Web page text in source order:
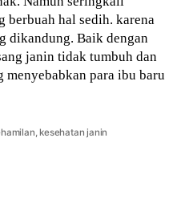
berbuah hal sedih. karena
dikandung. Baik dengan
janin tidak tumbuh dan
para ibu baru
, kesehatan janin